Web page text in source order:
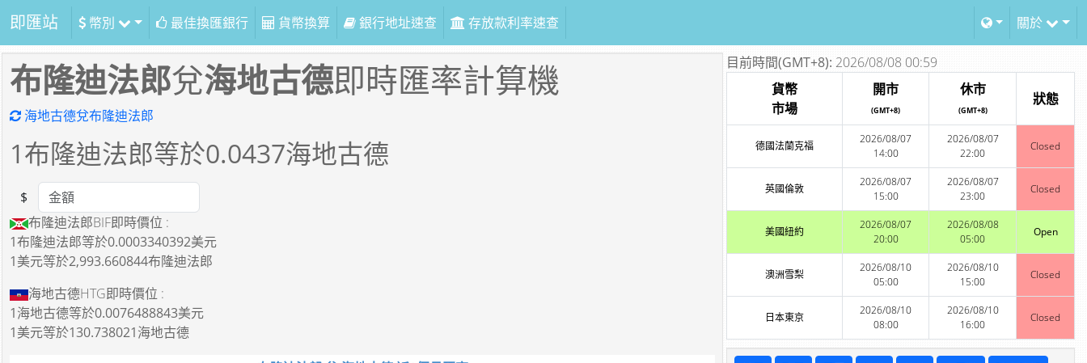
即匯站 幣別 最佳換匯銀行 貨幣換算 銀行地址速查 存放款利率速查 關於
布隆迪法郎兌海地古德即時匯率計算機
海地古德兌布隆迪法郎
1布隆迪法郎等於0.0437海地古德
Amount
$
布隆迪法郎BIF即時價位 :
1布隆迪法郎等於0.0003340392美元
1美元等於2,993.660844布隆迪法郎
海地古德HTG即時價位 :
1海地古德等於0.0076488843美元
1美元等於130.738021海地古德
目前時間(GMT+8): 2026/08/08 00:59
貨幣
市場
開市
(GMT+8)
休市
(GMT+8)
狀態
德國法蘭克福
2026/08/07
14:00
2026/08/07
22:00
Closed
英國倫敦
2026/08/07
15:00
2026/08/07
23:00
Closed
美國紐約
2026/08/07
20:00
2026/08/08
05:00
Open
澳洲雪梨
2026/08/10
05:00
2026/08/10
15:00
Closed
日本東京
2026/08/10
08:00
2026/08/10
16:00
Closed